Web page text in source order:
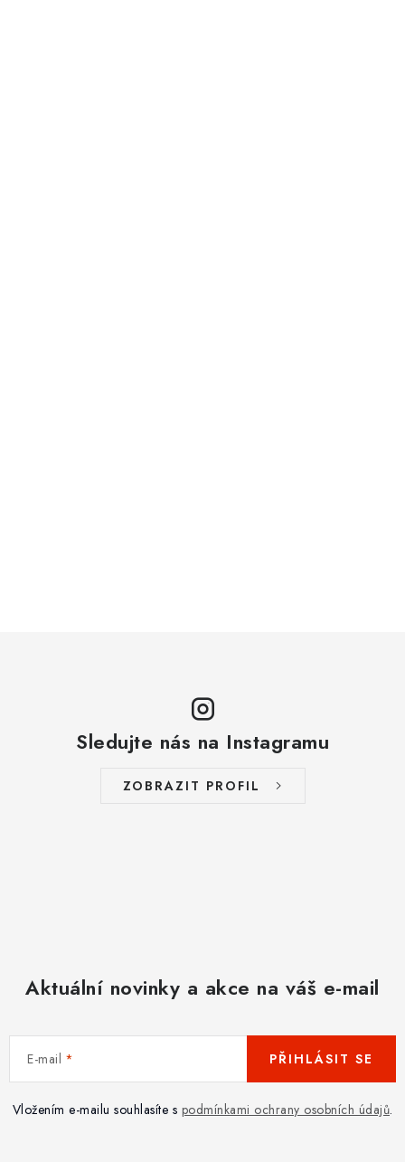
Sledujte nás na Instagramu
ZOBRAZIT PROFIL
Aktuální novinky a akce na váš e-mail
E-mail
Vložením e-mailu souhlasíte s podmínkami ochrany osobních údajů.
PŘIHLÁSIT SE